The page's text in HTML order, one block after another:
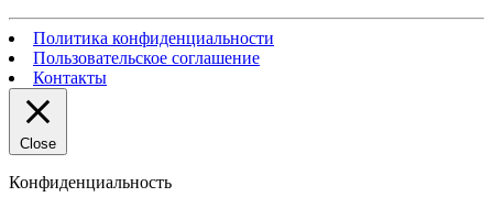
Политика конфиденциальности
Пользовательское соглашение
Контакты
Close
Конфиденциальность